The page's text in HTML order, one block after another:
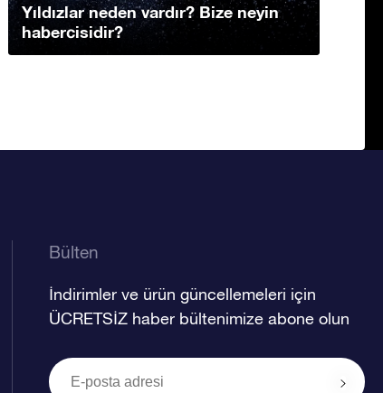
Yıldızlar neden vardır? Bize neyin
habercisidir?
Bülten
İndirimler ve ürün güncellemeleri için
ÜCRETSİZ haber bültenimize abone olun